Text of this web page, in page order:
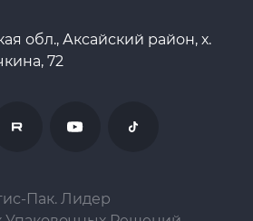
обл., Аксайский район, х.
72
Пак. Лидер